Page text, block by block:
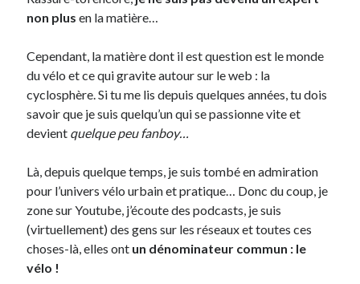
Renaud Ducher dansComment j’ai opéré ma vélorution toute
personnelle
Commentaires récents
Entretien ménagerdansT’as vu quoi ? #52
JFdansC’était pas mieux avant… à Lyon
AnthonydansComment j’ai opéré ma vélorution toute personnelle
Renaud DucherdansComment j’ai opéré ma vélorution toute
personnelle
On parle de quoi ?
non plus en la matière…
Cependant, la matière dont il est question est le monde
du vélo et ce qui gravite autour sur le web : la
cyclosphère. Si tu me lis depuis quelques années, tu dois
savoir que je suis quelqu’un qui se passionne vite et
devient quelque peu fanboy…
Là, depuis quelque temps, je suis tombé en admiration
pour l’univers vélo urbain et pratique… Donc du coup, je
zone sur Youtube, j’écoute des podcasts, je suis
(virtuellement) des gens sur les réseaux et toutes ces
choses-là, elles ont un dénominateur commun : le
vélo !